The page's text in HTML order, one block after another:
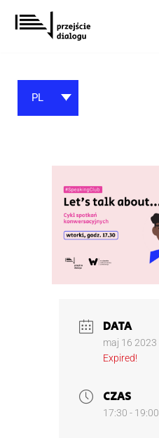
Przejdź
do
PL
DATA
maj 16 2023
Expired!
CZAS
17:30 - 19:00